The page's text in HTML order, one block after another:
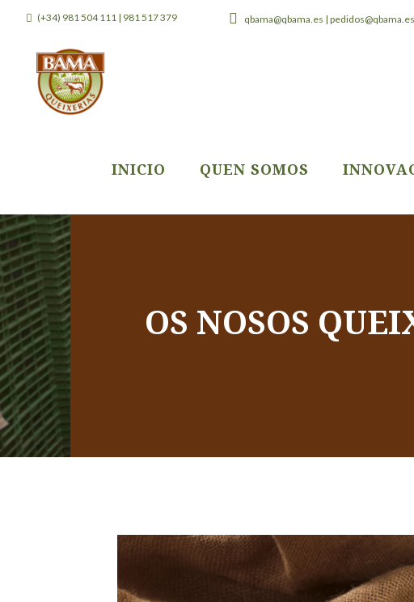
(+34) 981 504 111 | 981 517 379 qbama@qbama.es | pedidos@qbama.es
INICIO QUEN SOMOS
OS NOSOS